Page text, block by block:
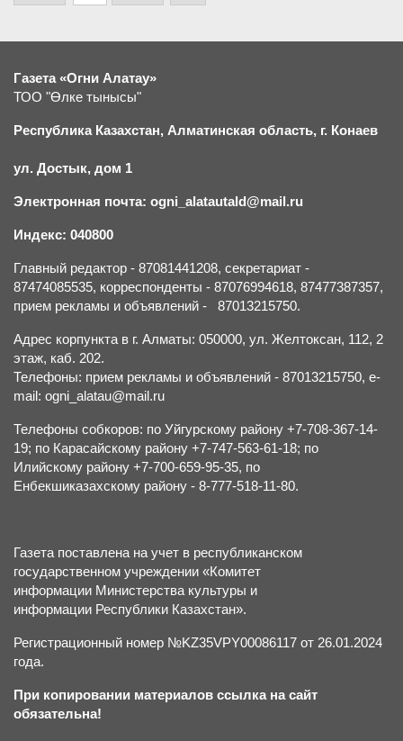
Газета «Огни Алатау»
ТОО "Өлке тынысы"
Республика Казахстан, Алматинская область, г. Конаев
ул. Достык, дом 1
Электронная почта: ogni_alatautald@mail.ru
Индекс: 040800
Главный редактор - 87081441208, секретариат -
87474085535, корреспонденты - 87076994618, 87477387357,
прием рекламы и объявлений - 87013215750.
Адрес корпункта в г. Алматы: 050000, ул. Желтоксан, 112, 2
этаж, каб. 202.
Телефоны: прием рекламы и объявлений - 87013215750, e-
mail: ogni_alatau@mail.ru
Телефоны собкоров: по Уйгурскому району +7-708-367-14-
19; по Карасайскому району +7-747-563-61-18; по
Илийскому району +7-700-659-95-35, по
Енбекшиказахскому району - 8-777-518-11-80.
Газета поставлена на учет в республиканском
государственном учреждении «Комитет
информации Министерства культуры и
информации Республики Казахстан».
Регистрационный номер №KZ35VPY00086117 от 26.01.2024
года.
При копировании материалов ссылка на сайт
обязательна!